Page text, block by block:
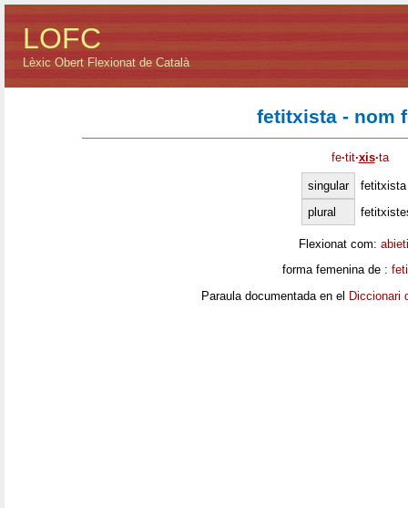
LOFC
Lèxic Obert Flexionat de Català
fetitxista - nom
fe·tit·xis·ta
singular
fetitxista
plural
Flexionat com:
forma femenina de :
Paraula documentada en el Diccionari